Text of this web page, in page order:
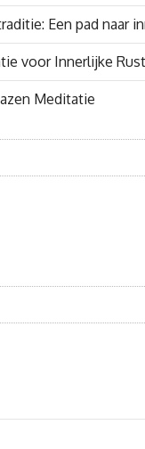
Een pad naar
voor Innerlijke Rust
Meditatie